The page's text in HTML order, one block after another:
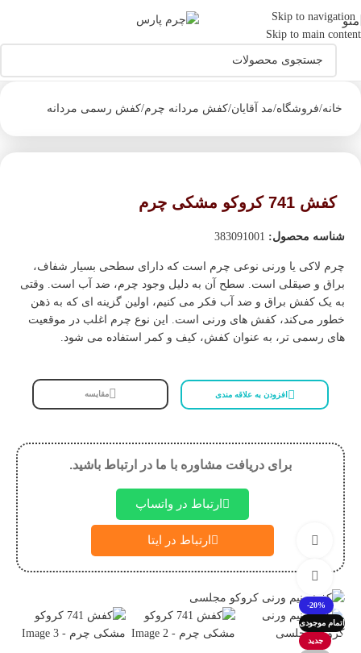
Skip to navigation
Skip to main content
اولین دارنده نشان حلال جهانی صنایع چرم درایران
منو
خانه/فروشگاه/مد آقایان/کفش مردانه چرم/کفش رسمی مردانه
کفش 741 کروکو مشکی چرم
شناسه محصول: 383091001
چرم لاکی یا ورنی نوعی چرم است که دارای سطحی بسیار شفاف،
براق و صیقلی است. سطح آن به دلیل وجود چرم، ضد آب است. وقتی
به یک کفش براق و ضد آب فکر می کنیم، اولین گزینه ای که به ذهن
خطور می‌کند، کفش های ورنی است. این نوع چرم اغلب در موقعیت
های رسمی تر، به عنوان کفش، کیف و کمر استفاده می شود.
افزودن به علاقه مندی مقایسه
برای دریافت مشاوره با ما در ارتباط باشید.
ارتباط در واتساپ
ارتباط در ایتا
-20%
اتمام موجودی
جدید